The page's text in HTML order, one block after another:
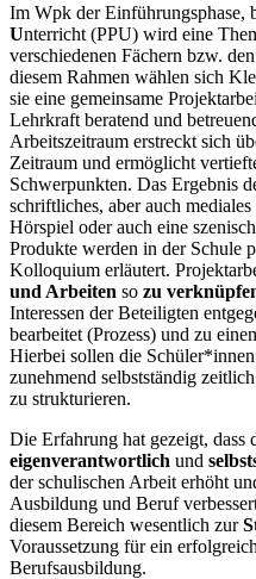
Im Wpk der Einführungsphase,
Unterricht (PPU) wird eine
verschiedenen Fächern bzw.
diesem Rahmen wählen sich
sie eine gemeinsame
Lehrkraft beratend und
Arbeitszeitraum erstreckt sich
Zeitraum und ermöglicht
Schwerpunkten. Das Ergebnis
schriftliches, aber auch
Hörspiel oder auch eine
Produkte werden in der Schule
Kolloquium erläutert.
und Arbeiten so zu
Interessen der Beteiligten
bearbeitet (Prozess) und zu
Hierbei sollen die
zunehmend selbstständig
zu strukturieren.
Die Erfahrung hat gezeigt, dass
eigenverantwortlich und
der schulischen Arbeit erhöht
Ausbildung und Beruf
diesem Bereich wesentlich zur
Voraussetzung für ein
Berufsausbildung.